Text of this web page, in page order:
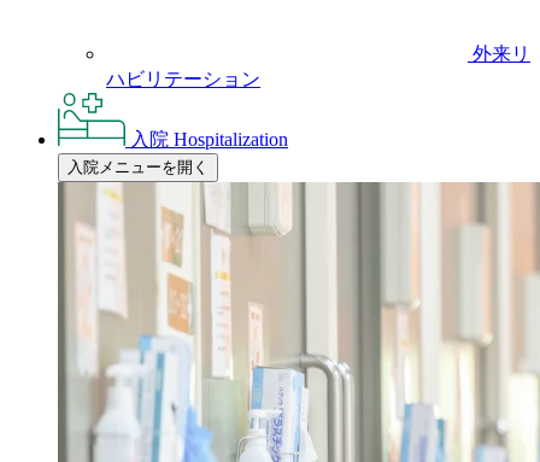
外来リ
ハビリテーション
入院 Hospitalization
入院メニューを開く